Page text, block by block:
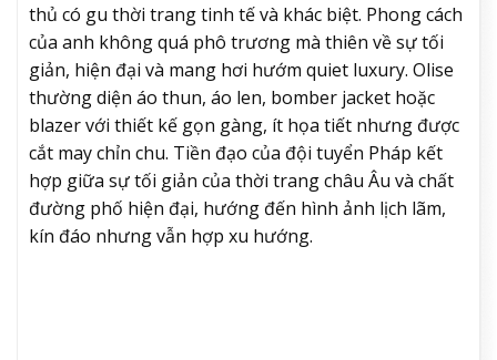
thủ có gu thời trang tinh tế và khác biệt. Phong cách
của anh không quá phô trương mà thiên về sự tối
giản, hiện đại và mang hơi hướm quiet luxury. Olise
thường diện áo thun, áo len, bomber jacket hoặc
blazer với thiết kế gọn gàng, ít họa tiết nhưng được
cắt may chỉn chu. Tiền đạo của đội tuyển Pháp kết
hợp giữa sự tối giản của thời trang châu Âu và chất
đường phố hiện đại, hướng đến hình ảnh lịch lãm,
kín đáo nhưng vẫn hợp xu hướng.